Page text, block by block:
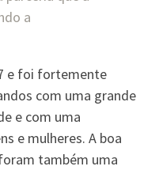
a
e foi fortemente
com uma grande
e com uma
e mulheres. A boa
também uma